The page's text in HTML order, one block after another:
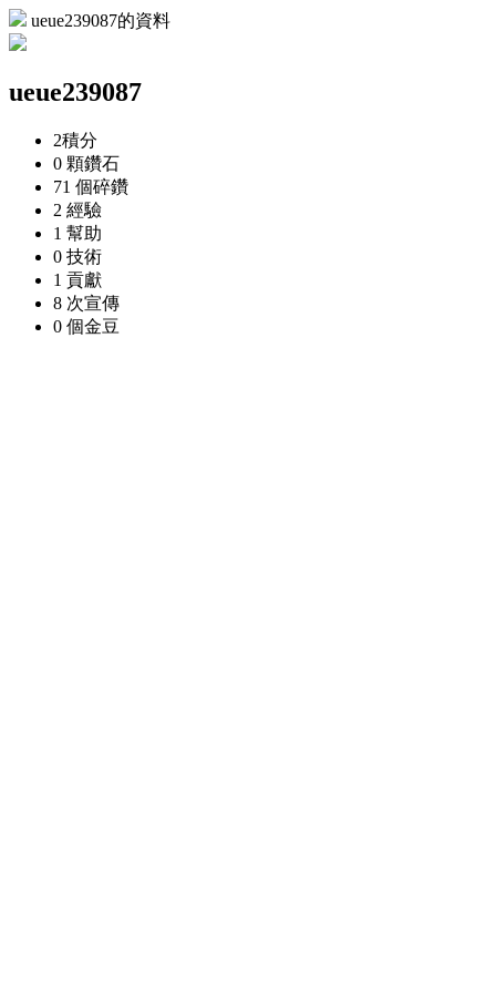
ueue239087的資料
ueue239087
2積分
0 顆鑽石
71 個碎鑽
2 經驗
1 幫助
0 技術
1 貢獻
8 次宣傳
0 個金豆